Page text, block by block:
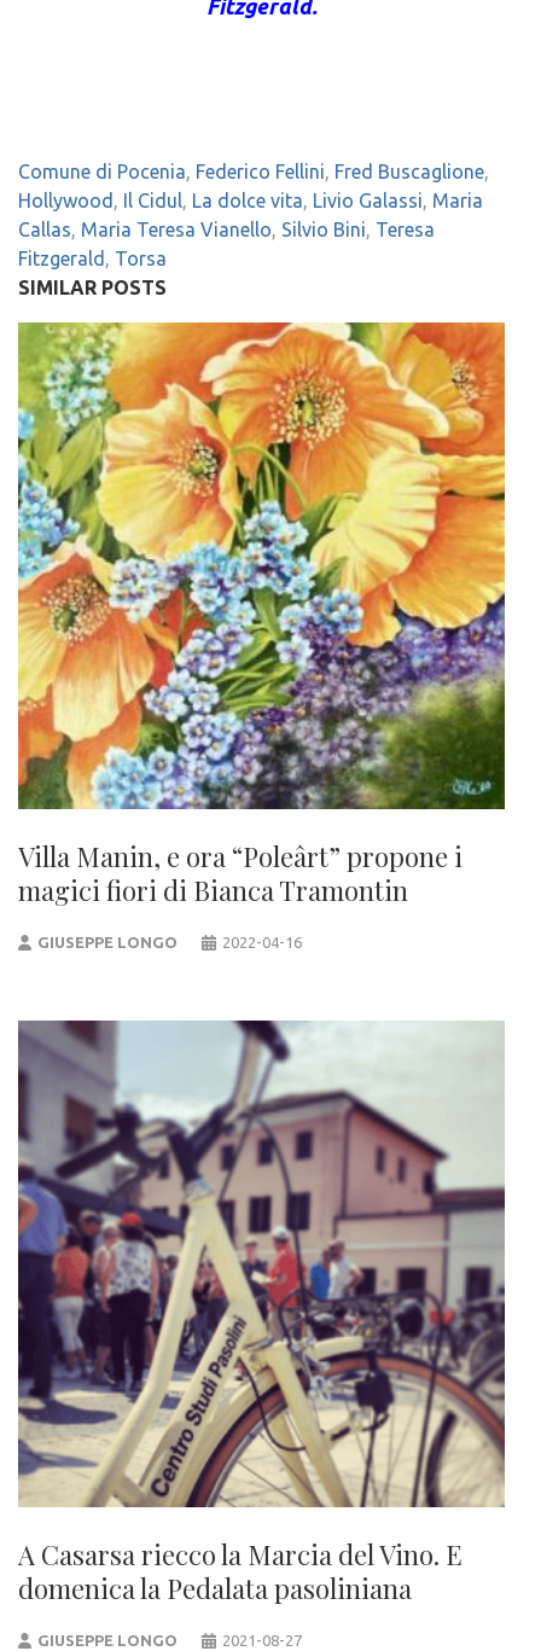
Fitzgerald.
Comune di Pocenia, Federico Fellini, Fred Buscaglione,
Hollywood , Il Cidul, La dolce vita, Livio Galassi, Maria
Callas, Maria Teresa Vianello, Silvio Bini, Teresa
Fitzgerald , Torsa
SIMILAR POSTS
Villa Manin, e ora “Poleârt” propone i
magici fiori di Bianca Tramontin
GIUSEPPE LONGO 2022-04-16
A Casarsa riecco la Marcia del Vino. E
domenica la Pedalata pasoliniana
GIUSEPPE LONGO 2021-08-27